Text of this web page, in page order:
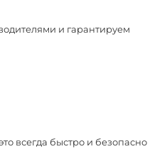
и гарантируем
всегда быстро и безопасно